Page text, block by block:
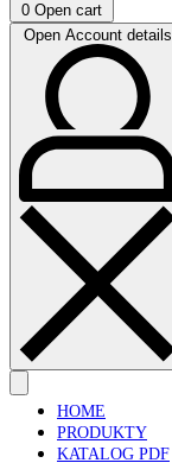
0 Open cart
Open Account details
HOME
PRODUKTY
KATALOG PDF